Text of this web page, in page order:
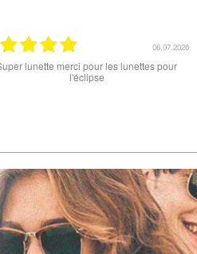
tout est parfait , que ce soit le